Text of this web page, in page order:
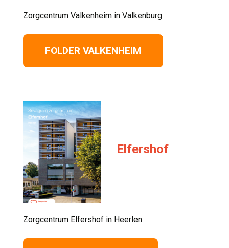
Zorgcentrum Valkenheim in Valkenburg
FOLDER VALKENHEIM
Elfershof
Zorgcentrum Elfershof in Heerlen